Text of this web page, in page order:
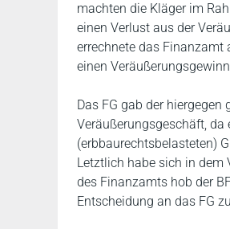
machten die Kläger im
einen Verlust aus der
errechnete das Finanzamt
einen
Das FG gab der
Veräußerungsgeschäft,
(erbbaurechtsbelasteten)
Letztlich habe sich in dem
des Finanzamts hob der
Entscheidung an das FG